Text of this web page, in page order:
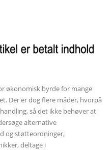
økonomisk byrde for mange
Der er dog flere måder, hvorpå
så det ikke behøver at
alternative
og støtteordninger,
deltage i